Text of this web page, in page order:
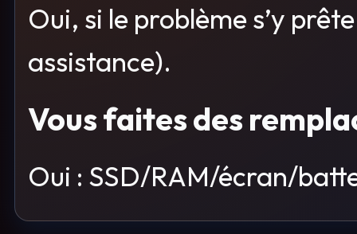
Oui, si le problème s’y
assistance).
Vous faites des
Oui : SSD/RAM/écran/